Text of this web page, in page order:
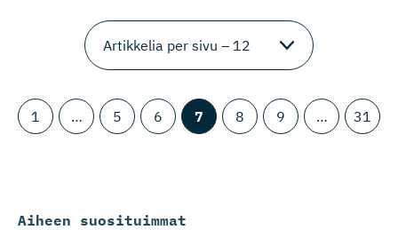
1 … 5 6 7 8 9 … 31
Aiheen suosituimmat